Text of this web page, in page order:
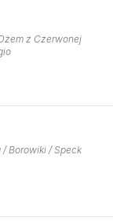
z Czerwonej
Borowiki / Speck